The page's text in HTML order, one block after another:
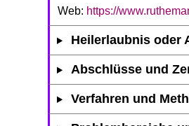
Web: https://
Heilerlaubnis oder
Abschlüsse und
Verfahren und